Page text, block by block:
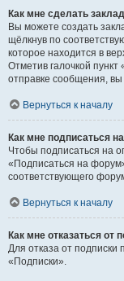
Как мне сделать
Вы можете создать
щёлкнув по
которое находится в
Отметив галочкой
отправке сообщения,
Вернуться к началу
Как мне подписаться
Чтобы подписаться на
«Подписаться на
соответствующего
Вернуться к началу
Как мне отказаться от
Для отказа от
«Подписки».